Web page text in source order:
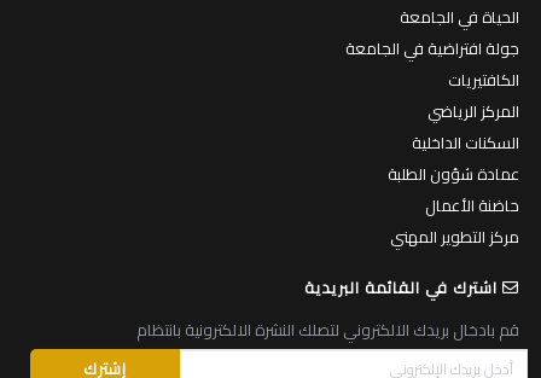
الحياة في الجامعة
جولة افتراضية في الجامعة
الكافتيريات
المركز الرياضي
السكنات الداخلية
عمادة شؤون الطلبة
حاضنة الأعمال
مركز التطوير المهني
اشترك في القائمة البريدية
قم بادخال بريدك الالكتروني لتصلك النشرة الالكترونية بانتظام